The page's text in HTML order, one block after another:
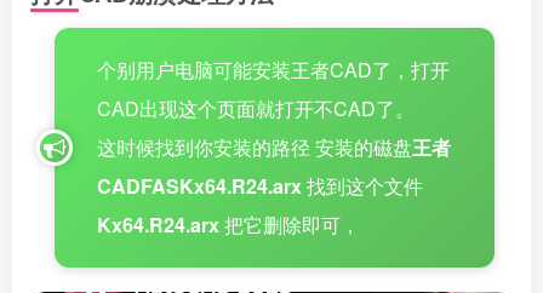
个别用户电脑可能安装王者CAD了，打开
CAD出现这个页面就打开不CAD了。
这时候找到你安装的路径安装的磁盘王者
CADFASKx64.R24.arx找到这个文件
Kx64.R24.arx把它删除即可，